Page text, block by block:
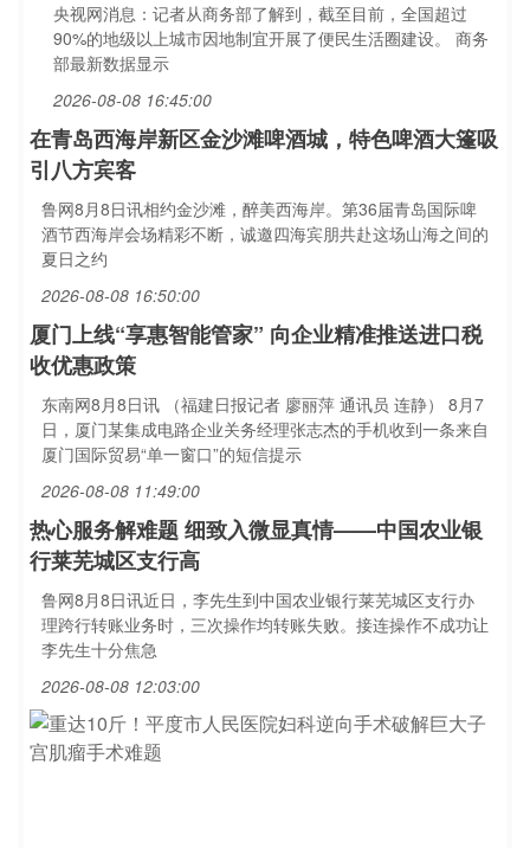
央视网消息：记者从商务部了解到，截至目前，全国超过
90%的地级以上城市因地制宜开展了便民生活圈建设。 商务
部最新数据显示
2026-08-08 16:45:00
在青岛西海岸新区金沙滩啤酒城，特色啤酒大篷吸
引八方宾客
鲁网8月8日讯相约金沙滩，醉美西海岸。第36届青岛国际啤
酒节西海岸会场精彩不断，诚邀四海宾朋共赴这场山海之间的
夏日之约
2026-08-08 16:50:00
厦门上线“享惠智能管家” 向企业精准推送进口税
收优惠政策
东南网8月8日讯 （福建日报记者 廖丽萍 通讯员 连静） 8月7
日，厦门某集成电路企业关务经理张志杰的手机收到一条来自
厦门国际贸易“单一窗口”的短信提示
2026-08-08 11:49:00
热心服务解难题 细致入微显真情——中国农业银
行莱芜城区支行高
鲁网8月8日讯近日，李先生到中国农业银行莱芜城区支行办
理跨行转账业务时，三次操作均转账失败。接连操作不成功让
李先生十分焦急
2026-08-08 12:03:00